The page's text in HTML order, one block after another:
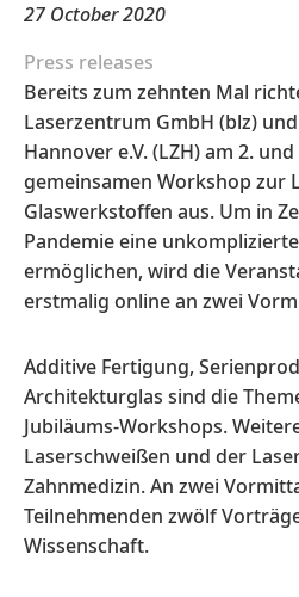
27 October 2020
Press releases
Bereits zum zehnten Mal
Laserzentrum GmbH (blz)
Hannover e.V. (LZH) am 2.
gemeinsamen Workshop zur
Glaswerkstoffen aus. Um in
Pandemie eine
ermöglichen, wird die
erstmalig online an zwei
Additive Fertigung,
Architekturglas sind die
Jubiläums-Workshops.
Laserschweißen und der
Zahnmedizin. An zwei
Teilnehmenden zwölf
Wissenschaft.